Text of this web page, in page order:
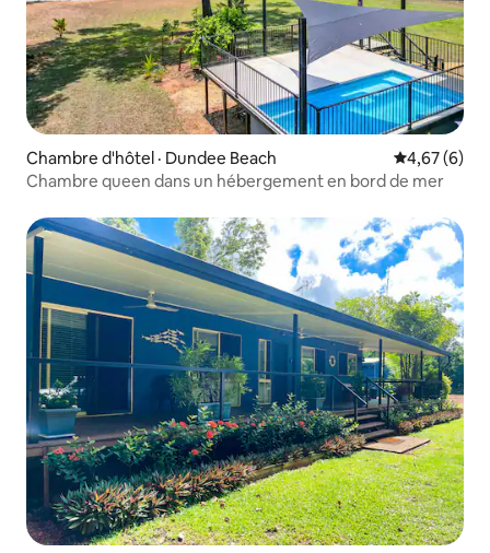
Chambre d'hôtel · Dundee Beach Note
4,67 (6)
Chambre queen dans un hébergement en bord de mer